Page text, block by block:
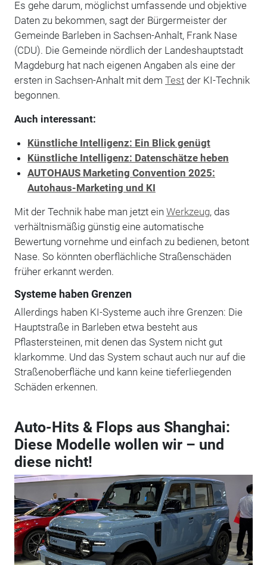
Es gehe darum, möglichst umfassende und objektive
Daten zu bekommen, sagt der Bürgermeister der
Gemeinde Barleben in Sachsen-Anhalt, Frank Nase
(CDU). Die Gemeinde nördlich der Landeshauptstadt
Magdeburg hat nach eigenen Angaben als eine der
ersten in Sachsen-Anhalt mit dem Testder KI-Technik
begonnen.
Auch interessant:
Künstliche Intelligenz: Ein Blick genügt
Künstliche Intelligenz: Datenschätze heben
AUTOHAUS Marketing Convention 2025:
Autohaus-Marketing und KI
Mit der Technik habe man jetzt ein Werkzeug, das
verhältnismäßig günstig eine automatische
Bewertung vornehme und einfach zu bedienen, betont
Nase. So könnten oberflächliche Straßenschäden
früher erkannt werden.
Systeme haben Grenzen
Allerdings haben KI-Systeme auch ihre Grenzen: Die
Hauptstraße in Barleben etwa besteht aus
Pflastersteinen, mit denen das System nicht gut
klarkomme. Und das System schaut auch nur auf die
Straßenoberfläche und kann keine tieferliegenden
Schäden erkennen.
Auto-Hits & Flops aus Shanghai:
Diese Modelle wollen wir – und
diese nicht!